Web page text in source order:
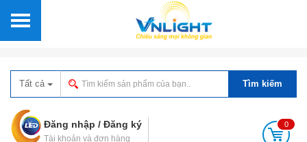
Tất cả Tìm kiếm
Đăng nhập / Đăng ký
Tài khoản và đơn hàng
0